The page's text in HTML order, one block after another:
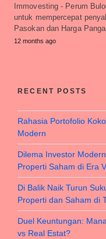
Immovesting - Perum
untuk mempercepat
Pasokan dan Harga
12 months ago
RECENT POSTS
Rahasia Portofolio
Modern
Dilema Investor
Properti Saham di Era
Di Balik Naik Turun
Properti dan Saham di
Duel Keuntungan:
vs Real Estat?